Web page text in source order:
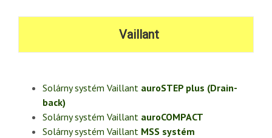
Vaillant
Solárny systém Vaillant auroSTEP plus (Drain-
back)
Solárny systém Vaillant auroCOMPACT
Solárny systém Vaillant MSS systém